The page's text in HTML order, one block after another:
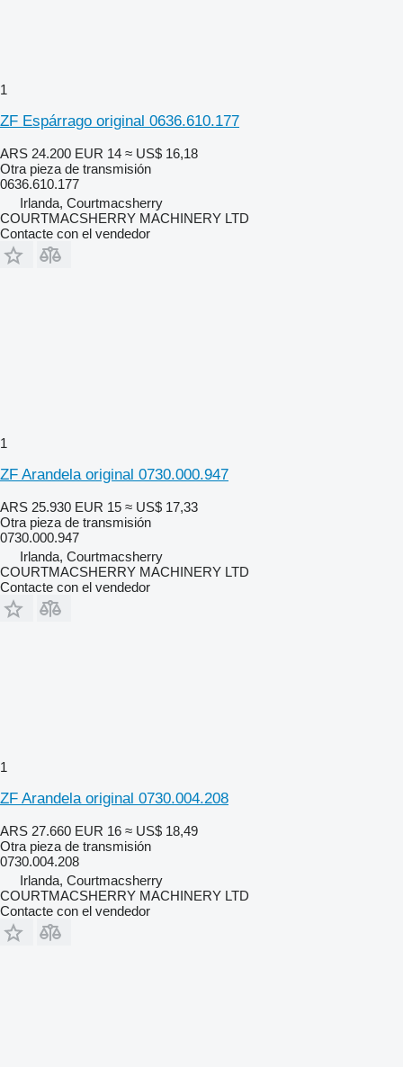
1
ZF Espárrago original 0636.610.177
ARS 24.200 EUR 14 ≈ US$ 16,18
Otra pieza de transmisión
0636.610.177
Irlanda, Courtmacsherry
COURTMACSHERRY MACHINERY LTD
Contacte con el vendedor
1
ZF Arandela original 0730.000.947
ARS 25.930 EUR 15 ≈ US$ 17,33
Otra pieza de transmisión
0730.000.947
Irlanda, Courtmacsherry
COURTMACSHERRY MACHINERY LTD
Contacte con el vendedor
1
ZF Arandela original 0730.004.208
ARS 27.660 EUR 16 ≈ US$ 18,49
Otra pieza de transmisión
0730.004.208
Irlanda, Courtmacsherry
COURTMACSHERRY MACHINERY LTD
Contacte con el vendedor